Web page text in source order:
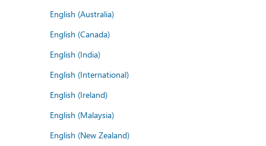
English (Australia)
English (Canada)
English (India)
English (International)
English (Ireland)
English (Malaysia)
English (New Zealand)